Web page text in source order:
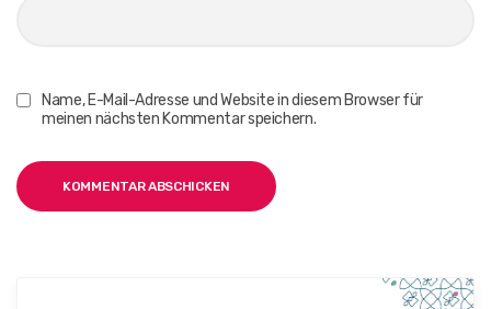
Name, E-Mail-Adresse und Website in diesem Browser für
meinen nächsten Kommentar speichern.